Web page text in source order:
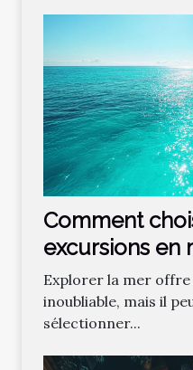
Comment
excursions en
tromper ?
Explorer la mer offre
inoubliable, mais il
sélectionner...